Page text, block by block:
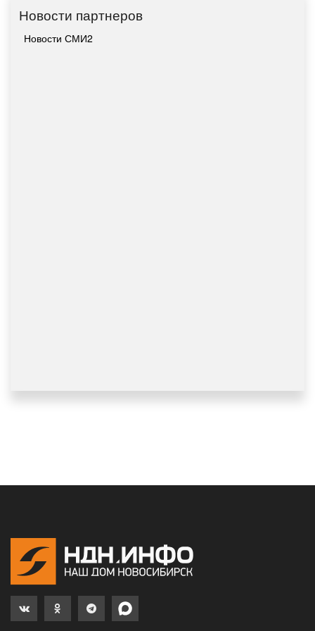
Новости партнеров
Новости СМИ2